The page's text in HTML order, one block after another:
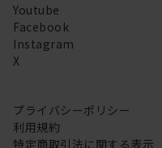
Youtube
Facebook
Instagram
X
プライバシーポリシー
利用規約
特定商取引法に関する表示